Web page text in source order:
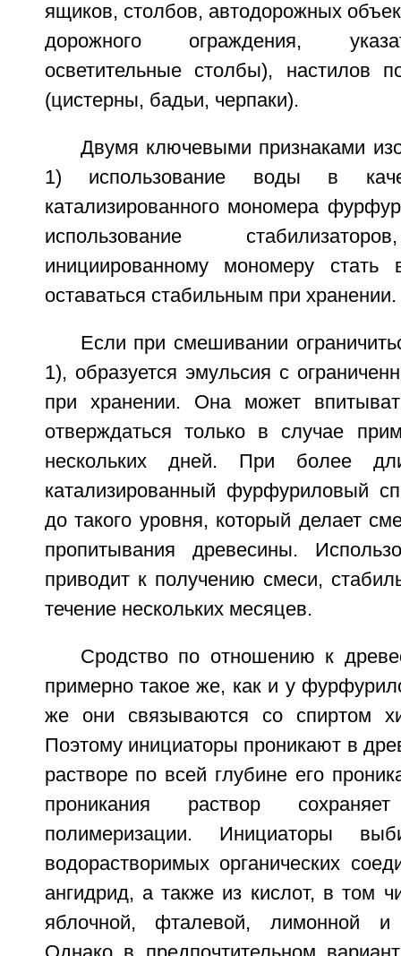
ящиков, столбов, автодорожных
дорожного ограждения,
осветительные столбы), настилов
(цистерны, бадьи, черпаки).
Двумя ключевыми признаками
1) использование воды в
катализированного мономера
использование
инициированному мономеру стать
оставаться стабильным при хранении.
Если при смешивании
1), образуется эмульсия с
при хранении. Она может
отверждаться только в случае
нескольких дней. При более
катализированный фурфуриловый
до такого уровня, который делает
пропитывания древесины.
приводит к получению смеси,
течение нескольких месяцев.
Сродство по отношению к
примерно такое же, как и у
же они связываются со спиртом
Поэтому инициаторы проникают в
растворе по всей глубине его
проникания раствор
полимеризации. Инициаторы
водорастворимых органических
ангидрид, а также из кислот, в том
яблочной, фталевой, лимонной и